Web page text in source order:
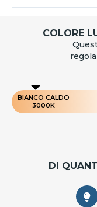
COLORE
BIANCO CALDO
3000K
DI